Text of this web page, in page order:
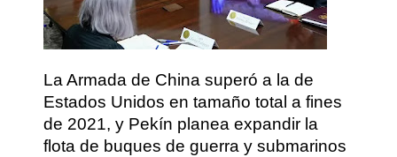
La Armada de China superó a la de
Estados Unidos en tamaño total a fines
de 2021, y Pekín planea expandir la
flota de buques de guerra y submarinos